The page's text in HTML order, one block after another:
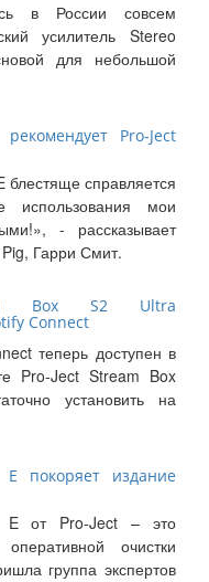
в России совсем
усилитель Stereo
для небольшой
Pro-Ject
блестяще справляется
использования мои
- рассказывает
Pig, Гарри Смит.
Box S2 Ultra
Connect
теперь доступен в
Pro-Ject Stream Box
установить на
покоряет издание
E от Pro-Ject – это
очистки
группа экспертов